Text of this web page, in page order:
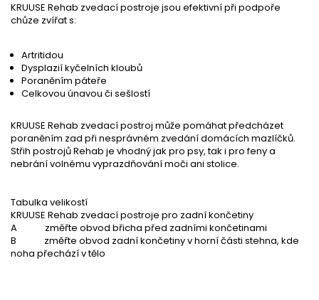
KRUUSE Rehab zvedací postroje jsou efektivní při podpoře
chůze zvířat s:
Artritidou
Dysplazií kyčelních kloubů
Poraněním páteře
Celkovou únavou či sešlostí
KRUUSE Rehab zvedací postroj může pomáhat předcházet
poraněním zad při nesprávném zvedání domácích mazlíčků.
Střih postrojů Rehab je vhodný jak pro psy, tak i pro feny a
nebrání volnému vyprazdňování moči ani stolice.
Tabulka velikostí
KRUUSE Rehab zvedací postroje pro zadní končetiny
A změřte obvod břicha před zadními končetinami
B změřte obvod zadní končetiny v horní části stehna, kde
noha přechází v tělo